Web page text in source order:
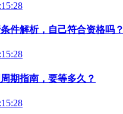
件解析，自己符合资格吗？
期指南，要等多久？